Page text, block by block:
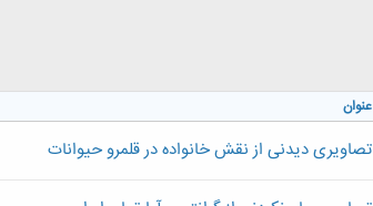
عنوان
تصاویری دیدنی از نقش خانواده در قلمرو حیوانات